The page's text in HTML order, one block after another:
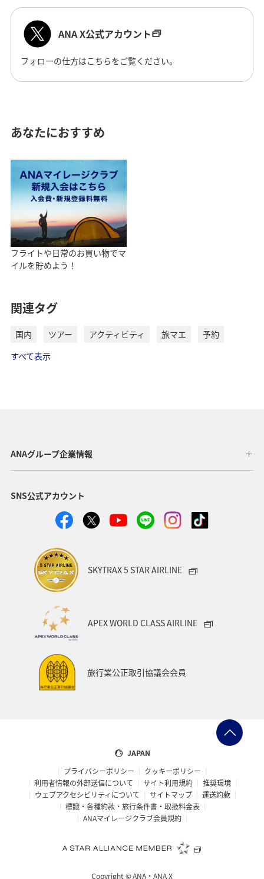
ANA X公式アカウント
フォローの仕方はこちらをご覧ください。
あなたにおすすめ
フライトや日常のお買い物でマ
イルを貯めよう！
関連タグ
国内 ツアー アクティビティ 旅マエ
予約
すべて表示
ANAグループ企業情報
SNS公式アカウント
SKYTRAX 5 STAR AIRLINE
APEX WORLD CLASS AIRLINE
旅行業公正取引協議会会員
JAPAN
プライバシーポリシー
クッキーポリシー
利用者情報の外部送信について
サイト利用規約
推奨環境
ウェブアクセシビリティについて
サイトマップ
運送約款
標識・各種約款・旅行条件書・取扱料金表
ANAマイレージクラブ会員規約
Copyright ©ANA・ANA X